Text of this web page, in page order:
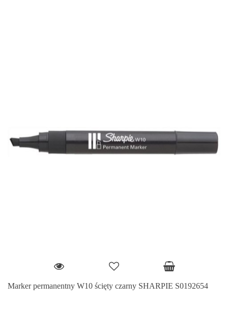
Marker permanentny W10 ścięty czarny SHARPIE S0192654